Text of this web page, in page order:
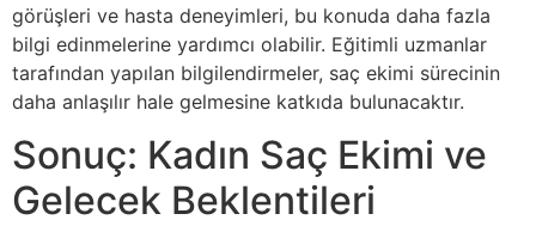
görüşleri ve hasta deneyimleri, bu konuda daha fazla
bilgi edinmelerine yardımcı olabilir. Eğitimli uzmanlar
tarafından yapılan bilgilendirmeler, saç ekimi sürecinin
daha anlaşılır hale gelmesine katkıda bulunacaktır.
Sonuç: Kadın Saç Ekimi ve
Gelecek Beklentileri